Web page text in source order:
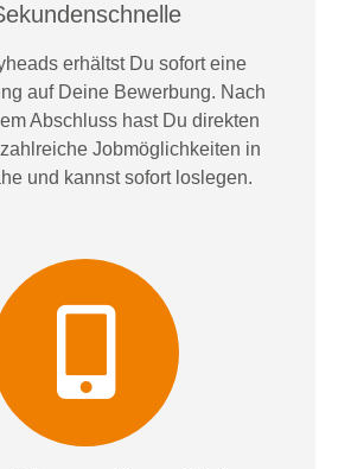
erhältst Du sofort eine
auf Deine Bewerbung. Nach
Abschluss hast Du direkten
Jobmöglichkeiten in
und kannst sofort loslegen.